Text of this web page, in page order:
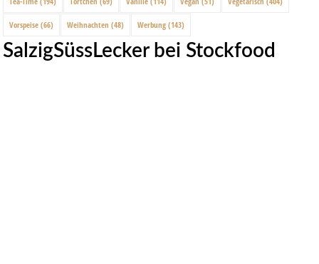
Vorspeise (66) Weihnachten (48) Werbung (143)
SalzigSüssLecker bei Stockfood